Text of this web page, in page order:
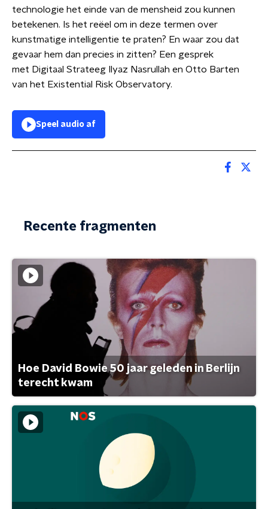
technologie het einde van de mensheid zou kunnen
betekenen. Is het reëel om in deze termen over
kunstmatige intelligentie te praten? En waar zou dat
gevaar hem dan precies in zitten? Een gesprek
met Digitaal Strateeg Ilyaz Nasrullah en Otto Barten
van het Existential Risk Observatory.
Speel audio af
Recente fragmenten
Hoe David Bowie 50 jaar geleden in Berlijn
terecht kwam